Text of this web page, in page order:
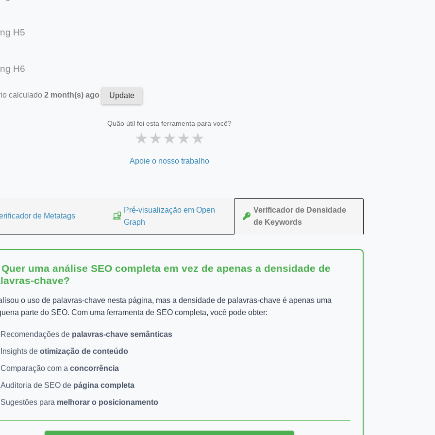
H5
H6
calculado 2 month(s) ago Update
Quão útil foi esta ferramenta para você?
★★★★★
Apoie o nosso trabalho
de Metatags
Pré-visualização em Open
Graph
Verificador de Densidade
de Keywords
Quer uma análise SEO completa em vez de apenas a densidade de
chave?
o uso de palavras-chave nesta página, mas a densidade de palavras-chave é apenas uma
parte do SEO. Com uma ferramenta de SEO completa, você pode obter:
Recomendações de palavras-chave semânticas
Insights de otimização de conteúdo
Comparação com a concorrência
Auditoria de SEO de página completa
Sugestões para melhorar o posicionamento